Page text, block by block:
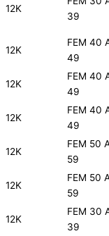
12K
39
12K
FEM 40
49
12K
FEM 40
49
12K
FEM 40
49
12K
FEM 50
59
12K
FEM 50
59
12K
FEM 30
39